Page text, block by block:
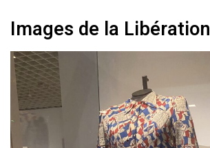
Images de la Libération